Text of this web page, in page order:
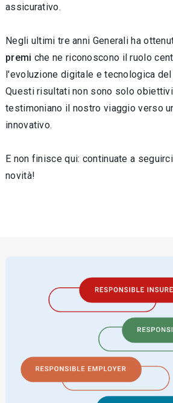
assicurativo.
Negli ultimi tre anni Generali ha
premi che ne riconoscono il ruolo
l'evoluzione digitale e tecnologica
Questi risultati non sono solo
testimoniano il nostro viaggio verso
innovativo.
E non finisce qui: continuate a
novità!